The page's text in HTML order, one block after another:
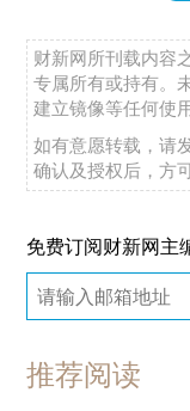
财新网所刊载内容
专属所有或持有。
建立镜像等任何使用
如有意愿转载，请
确认及授权后，方
免费订阅财新网主
推荐阅读